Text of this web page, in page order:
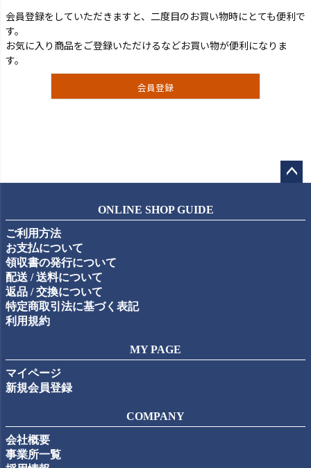
会員登録をしていただきますと、二度目のお買い物時にとても便利で
す。
お気に入り商品をご登録いただけるなどお買い物が便利になりま
す。
会員登録
ップ
ONLINE SHOP GUIDE
ご利用方法
お支払について
領収書の発行について
配送 / 送料について
返品 / 交換について
特定商取引法に基づく表記
利用規約
MY PAGE
マイページ
新規会員登録
COMPANY
会社概要
事業所一覧